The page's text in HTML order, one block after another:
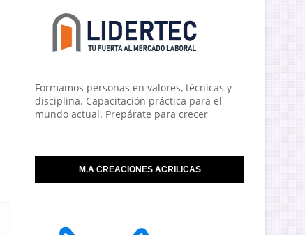
Formamos personas en valores, técnicas y
disciplina. Capacitación práctica para el
mundo actual. Prepárate para crecer
M.A CREACIONES ACRILICAS